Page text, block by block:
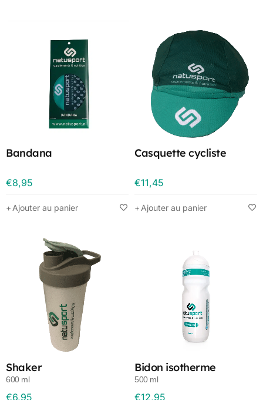
Bandana
€8,95
Ajouter au panier
Casquette cycliste
€11,45
Ajouter au panier
Shaker
600 ml
€6,95
Bidon isotherme
500 ml
€12,95